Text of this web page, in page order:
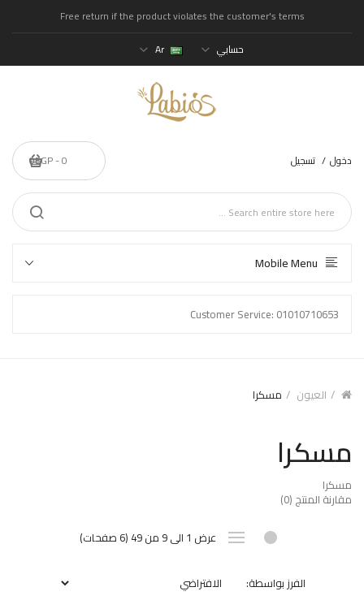
Free return if the product violates the customer's terms
حسابي
Ar
دخول تسجيل 0 - 0EGP
Mobile Menu
Customer Service: 01010710653
العيون مسكرا
مسكرا
مسكرا
مقارنة المنتج (0)
عرض 1 الى 9 من 49 (6 صفحات)
الفرز بواسطة: